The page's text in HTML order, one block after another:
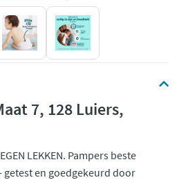
7, 128 Luiers,
LEKKEN. Pampers beste
en goedgekeurd door